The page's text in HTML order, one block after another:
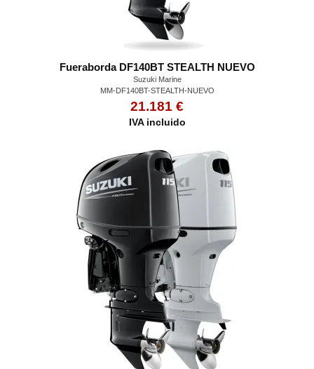
Fueraborda DF140BT STEALTH NUEVO
Suzuki Marine
MM-DF140BT-STEALTH-NUEVO
21.181 €
IVA incluido